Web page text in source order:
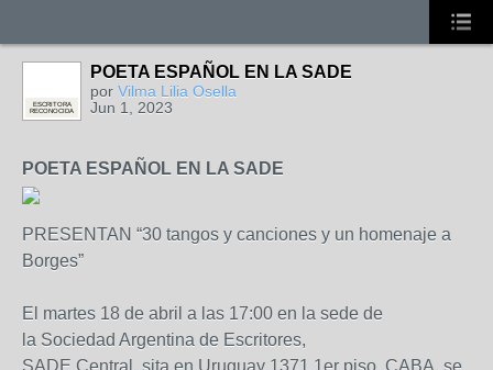
ESCRITORA
RECONOCIDA
POETA ESPAÑOL EN LA SADE
por Vilma Lilia Osella
Jun 1, 2023
POETA ESPAÑOL EN LA SADE
PRESENTAN “30 tangos y canciones y un homenaje a
Borges”
El martes 18 de abril a las 17:00 en la sede de
la Sociedad Argentina de Escritores,
SADE Central, sita en Uruguay 1371 1er piso, CABA, se